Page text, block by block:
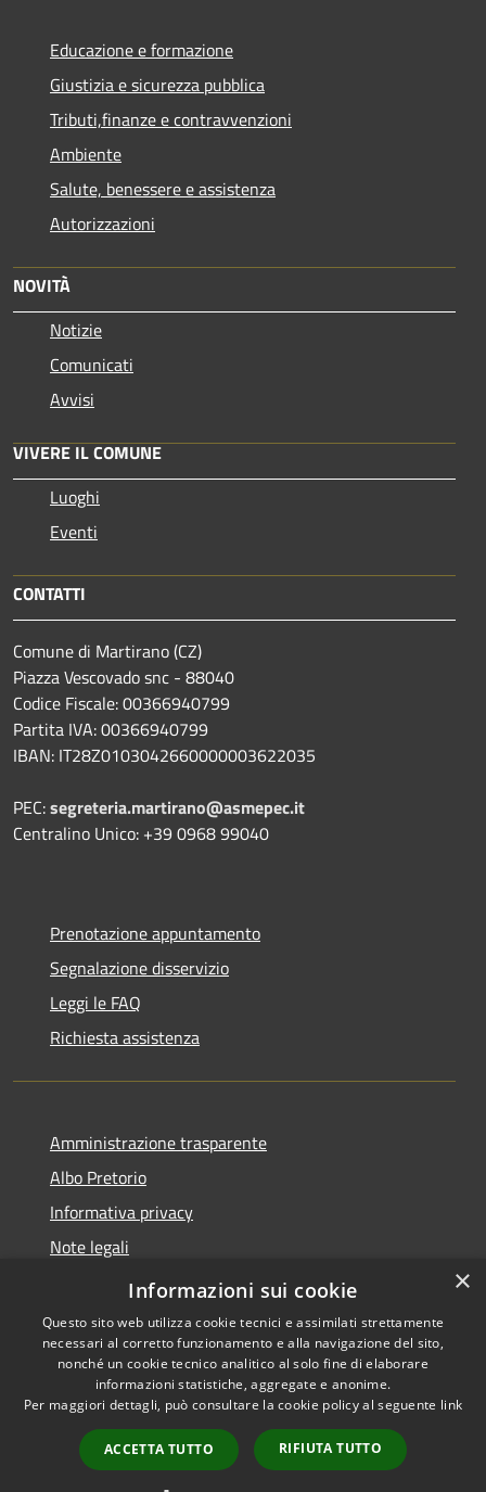
Educazione e formazione
Giustizia e sicurezza pubblica
Tributi,finanze e contravvenzioni
Ambiente
Salute, benessere e assistenza
Autorizzazioni
NOVITÀ
Notizie
Comunicati
Avvisi
VIVERE IL COMUNE
Luoghi
Eventi
CONTATTI
Comune di Martirano (CZ)
Piazza Vescovado snc - 88040
Codice Fiscale: 00366940799
Partita IVA: 00366940799
IBAN: IT28Z0103042660000003622035
PEC:segreteria.martirano@asmepec.it
Centralino Unico: +39 0968 99040
Prenotazione appuntamento
Segnalazione disservizio
Leggi le FAQ
Richiesta assistenza
Amministrazione trasparente
Albo Pretorio
Informativa privacy
Note legali
Dichiarazione di accessibilità
Accessibilità
Copyright © 2026 • Comune di
Martirano • Powered by
Municipium•
Accesso
redazione
×
Informazioni sui cookie
Questo sito web utilizza cookie tecnici e assimilati strettamente
necessari al corretto funzionamento e alla navigazione del sito,
nonché un cookie tecnico analitico al solo fine di elaborare
informazioni statistiche, aggregate e anonime.
Per maggiori dettagli, può consultare la cookie policy al seguente link
ACCETTA TUTTO RIFIUTA TUTTO